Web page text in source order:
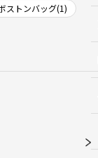
ストンバッグ(1)